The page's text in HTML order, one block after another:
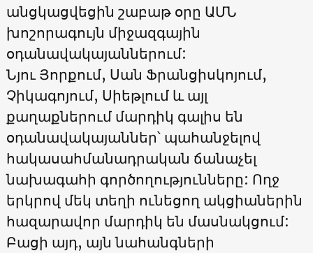
անցկացվեցին շաբաթ օրը ԱՄՆ
խոշորագույն միջազգային
օդանավակայաններում:
Նյու Յորքում, Սան Ֆրանցիսկոյում,
Չիկագոյում, Սիեթլում և այլ
քաղաքներում մարդիկ գալիս են
օդանավակայաններ՝ պահանջելով
հակասահմանադրական ճանաչել
նախագահի գործողությունները: Ողջ
երկրով մեկ տեղի ունեցող ակցիաներին
հազարավոր մարդիկ են մասնակցում:
Բացի այդ, այն նահանգների